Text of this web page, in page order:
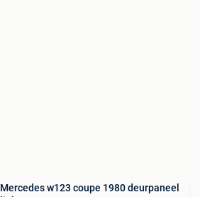
Mercedes w123 coupe 1980 deurpaneel